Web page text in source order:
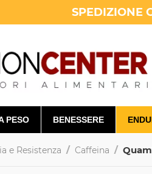
SPEDIZIONE
PESO BENESSERE
e Resistenza / Caffeina /